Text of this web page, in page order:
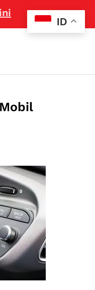
ID